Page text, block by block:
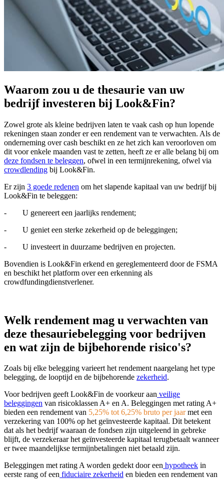
Waarom zou u de thesaurie van uw
bedrijf investeren bij Look&Fin?
Zowel grote als kleine bedrijven laten te vaak cash op hun lopende
rekeningen staan zonder er een rendement van te verwachten. Als de
onderneming over cash beschikt en ze het zich kan veroorloven om
dit voor enkele maanden vast te zetten, heeft ze er alle belang bij om
deze fondsen te beleggen, ofwel in een termijnrekening, ofwel via
crowdlending bij Look&Fin.
Er zijn 3 goede redenen om het slapende kapitaal van uw bedrijf bij
Look&Fin te beleggen:
- U genereert een jaarlijks rendement;
- U geniet een sterke zekerheid op de beleggingen;
- U investeert in duurzame bedrijven en projecten.
Bovendien is Look&Fin erkend en gereglementeerd door de FSMA
en beschikt het platform over een erkenning als
crowdfundingdienstverlener.
Welk rendement mag u verwachten van
deze thesauriebelegging voor bedrijven
en wat zijn de bijbehorende risico's?
Zoals bij elke belegging varieert het rendement naargelang het type
belegging, de looptijd en de bijbehorende zekerheid.
Voor bedrijven geeft Look&Fin de voorkeur aan veilige
beleggingen van risicoklassen A+ en A. Beleggingen met rating A+
bieden een rendement van 5,25% tot 6,25% bruto per jaarmet een
verzekering van 100% op het geïnvesteerde kapitaal. Dit betekent
dat als het bedrijf waaraan de fondsen zijn uitgeleend in gebreke
blijft, de verzekeraar het geïnvesteerde kapitaal terugbetaalt wanneer
er twee maandelijkse termijnbetalingen niet betaald zijn.
Beleggingen met rating A worden gedekt door een hypotheek in
eerste rang of een fiduciaire zekerheid en bieden een rendement van